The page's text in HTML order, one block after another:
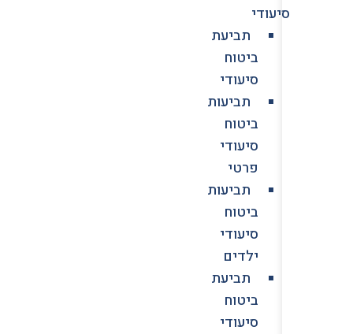
סיעודי
תביעת
ביטוח
סיעודי
תביעות
ביטוח
סיעודי
פרטי
תביעות
ביטוח
סיעודי
ילדים
תביעת
ביטוח
סיעודי